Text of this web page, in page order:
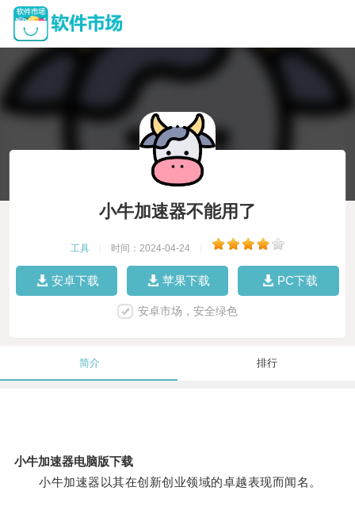
小牛加速器不能用了
工具 时间：2024-04-24
安卓下载 苹果下载 PC下载
安卓市场，安全绿色
简介 排行
小牛加速器电脑版下载
小牛加速器以其在创新创业领域的卓越表现而闻名。